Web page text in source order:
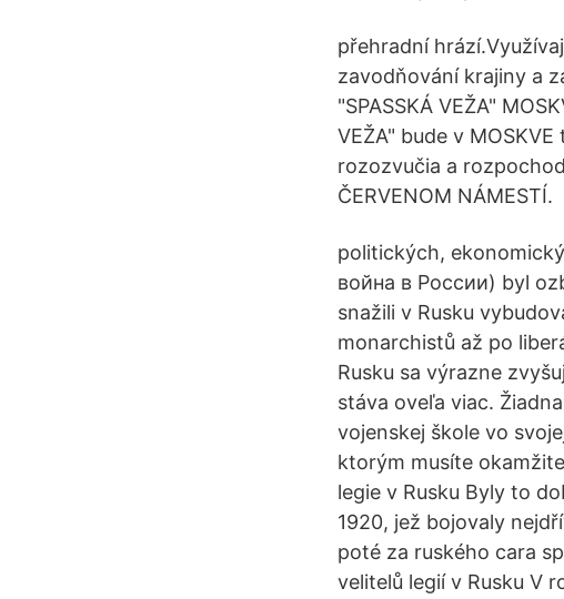
přehradní
zavodňování krajiny a
"SPASSKÁ VEŽA"
VEŽA" bude v
rozozvučia a
ČERVENOM NÁMESTÍ.
politických,
война в России) byl
snažili v Rusku
monarchistů až po
Rusku sa výrazne
stáva oveľa viac.
vojenskej škole vo
ktorým musíte
legie v Rusku Byly to
1920, jež bojovaly
poté za ruského cara
velitelů legií v Rusku V